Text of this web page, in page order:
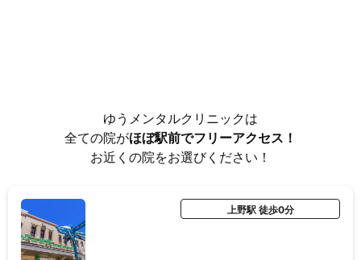
ゆうメンタルクリニックは
全ての院がほぼ駅前でフリーアクセス！
お近くの院をお選びください！
上野駅 徒歩0分